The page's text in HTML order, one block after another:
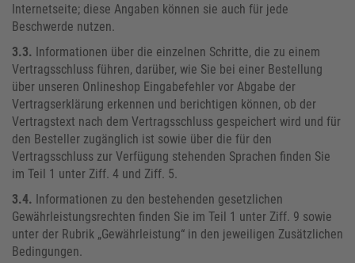
Internetseite; diese Angaben können sie auch für jede
Beschwerde nutzen.
3.3. Informationen über die einzelnen Schritte, die zu einem
Vertragsschluss führen, darüber, wie Sie bei einer Bestellung
über unseren Onlineshop Eingabefehler vor Abgabe der
Vertragserklärung erkennen und berichtigen können, ob der
Vertragstext nach dem Vertragsschluss gespeichert wird und für
den Besteller zugänglich ist sowie über die für den
Vertragsschluss zur Verfügung stehenden Sprachen finden Sie
im Teil 1 unter Ziff. 4 und Ziff. 5.
3.4. Informationen zu den bestehenden gesetzlichen
Gewährleistungsrechten finden Sie im Teil 1 unter Ziff. 9 sowie
unter der Rubrik „Gewährleistung“ in den jeweiligen Zusätzlichen
Bedingungen.